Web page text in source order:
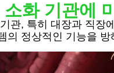
화 기관에
관, 특히 대장과 직장
의 정상적인 기능을